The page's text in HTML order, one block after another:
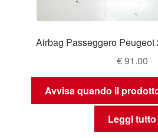
Airbag Passeggero
€91.00
Avvisa quando il
Leggi tutto